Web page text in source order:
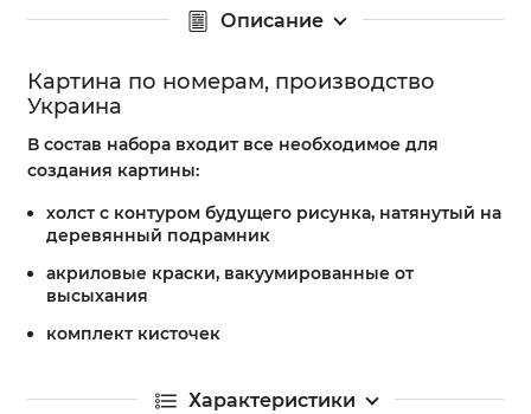
Описание
Картина по номерам, производство
Украина
В состав набора входит все необходимое для
создания картины:
холст с контуром будущего рисунка, натянутый на
деревянный подрамник
акриловые краски, вакуумированные от
высыхания
комплект кисточек
Характеристики